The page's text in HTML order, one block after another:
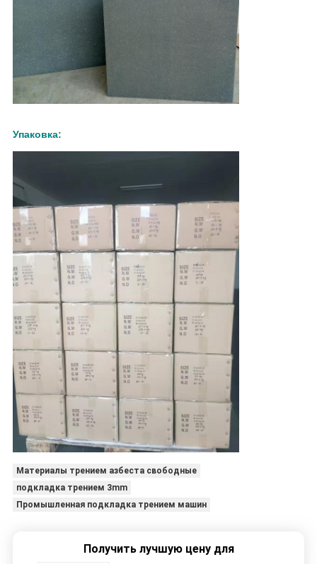
Упаковка:
Материалы трением азбеста свободные
подкладка трением 3mm
Промышленная подкладка трением машин
Получить лучшую цену для